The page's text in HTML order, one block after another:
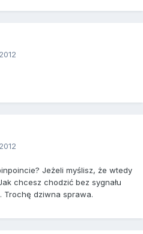
Jeżeli myślisz, że wtedy
chcesz chodzić bez sygnału
Trochę dziwna sprawa.